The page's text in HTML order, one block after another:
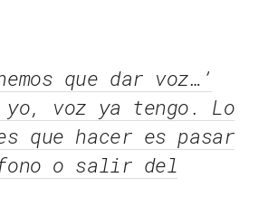
que dar voz…’
voz ya tengo. Lo
que hacer es pasar
o salir del